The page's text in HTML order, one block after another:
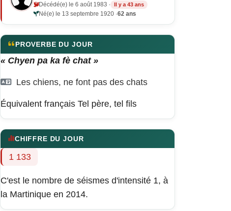
Décédé(e) le 6 août 1983 · Il y a 43 ans
Né(e) le 13 septembre 1920 ·62 ans
PROVERBE DU JOUR
« Chyen pa ka fè chat »
Les chiens, ne font pas des chats
Équivalent français Tel père, tel fils
CHIFFRE DU JOUR
1 133
C'est le nombre de séismes d'intensité 1, à
la Martinique en 2014.